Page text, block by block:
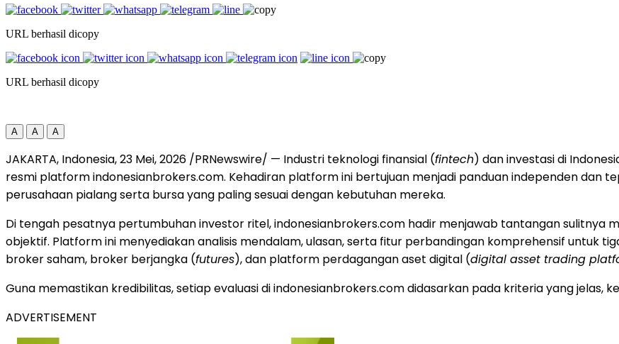
URL berhasil dicopy
URL berhasil dicopy
A A A
JAKARTA, Indonesia,23 Mei, 2026 /PRNewswire/ — Industri teknologi finansial (fintech) dan investasi di
resmi platform indonesianbrokers.com. Kehadiran platform ini bertujuan menjadi panduan independen dan
perusahaan pialang serta bursa yang paling sesuai dengan kebutuhan mereka.
Di tengah pesatnya pertumbuhan investor ritel, indonesianbrokers.com hadir menjawab tantangan sulitnya
objektif. Platform ini menyediakan analisis mendalam, ulasan, serta fitur perbandingan komprehensif untuk
broker saham, broker berjangka (futures), dan platform perdagangan aset digital (digital asset trading
Guna memastikan kredibilitas, setiap evaluasi di indonesianbrokers.com didasarkan pada kriteria yang jelas,
ADVERTISEMENT